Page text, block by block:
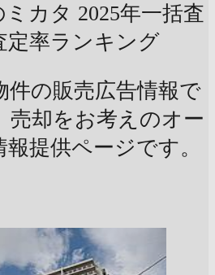
カタ 2025年一括査
定率ランキング
件の販売広告情報で
売却をお考えのオー
提供ページです。